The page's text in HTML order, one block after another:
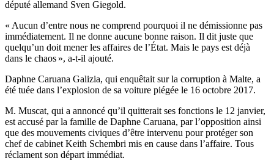
député allemand Sven Giegold.
« Aucun d’entre nous ne comprend pourquoi il ne démissionne pas
immédiatement. Il ne donne aucune bonne raison. Il dit juste que
quelqu’un doit mener les affaires de l’État. Mais le pays est déjà
dans le chaos », a-t-il ajouté.
Daphne Caruana Galizia, qui enquêtait sur la corruption à Malte, a
été tuée dans l’explosion de sa voiture piégée le 16 octobre 2017.
M. Muscat, qui a annoncé qu’il quitterait ses fonctions le 12 janvier,
est accusé par la famille de Daphne Caruana, par l’opposition ainsi
que des mouvements civiques d’être intervenu pour protéger son
chef de cabinet Keith Schembri mis en cause dans l’affaire. Tous
réclament son départ immédiat.